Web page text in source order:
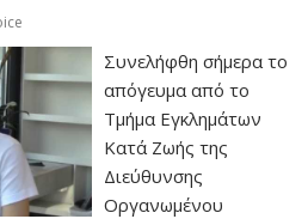
Συνελήφθη σήμερα το
απόγευμα από το
Τμήμα Εγκλημάτων
Κατά Ζωής της
Διεύθυνσης
Οργανωμένου